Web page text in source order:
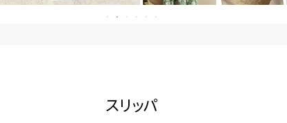
スリッパ